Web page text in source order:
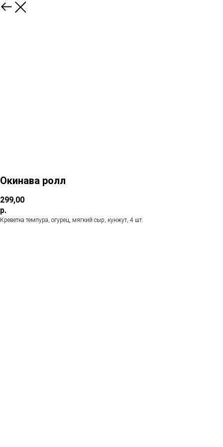
Окинава ролл
299,00
р.
Креветка темпура, огурец, мягкий сыр, кунжут, 4 шт.